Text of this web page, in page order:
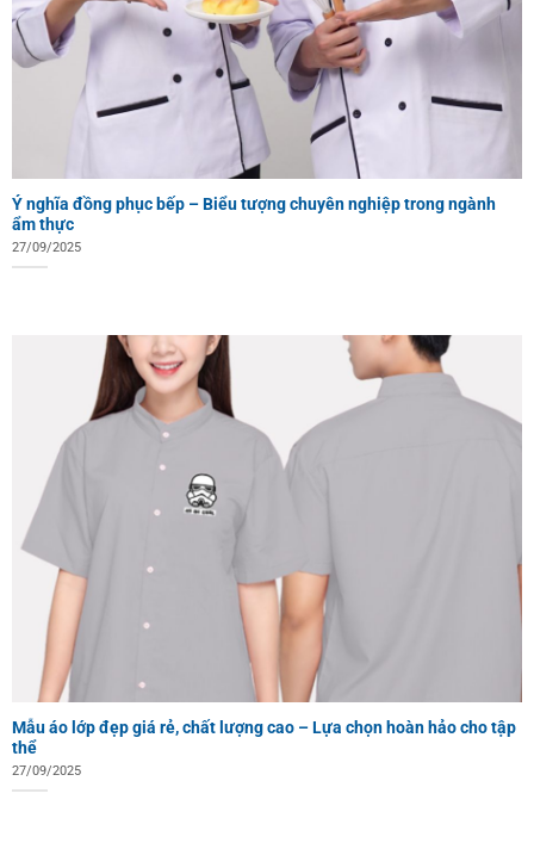
Ý nghĩa đồng phục bếp – Biểu tượng chuyên nghiệp trong ngành
ẩm thực
27/09/2025
Mẫu áo lớp đẹp giá rẻ, chất lượng cao – Lựa chọn hoàn hảo cho tập
thể
27/09/2025